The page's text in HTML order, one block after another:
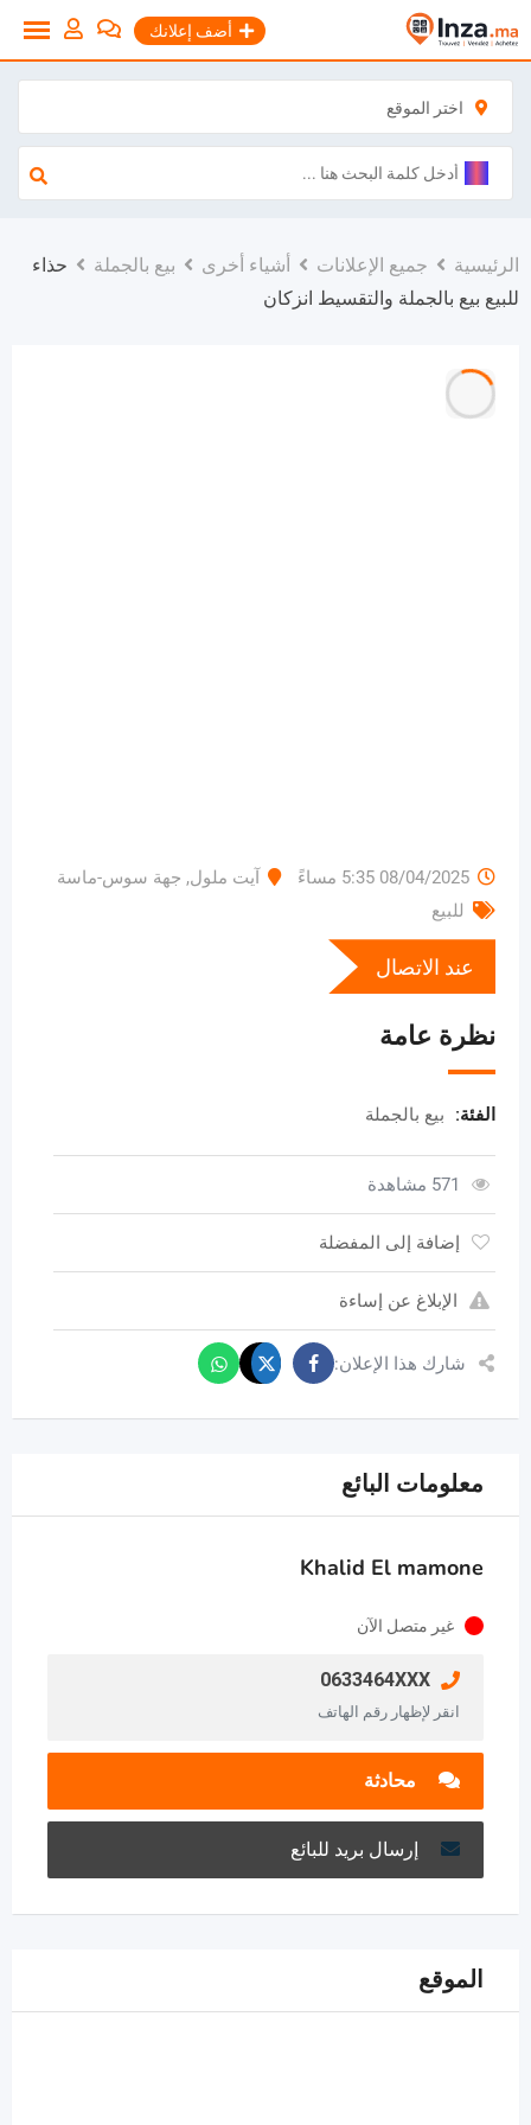
إلى
المحتوى
أضف إعلانك
اختر الموقع
الرئيسية جميع الإعلانات أشياء أخرى بيع بالجملة
حذاء
للبيع بيع بالجملة والتقسيط انزكان
08/04/2025 5:35 مساءً آيت ملول, جهة سوس-ماسة
للبيع
عند الاتصال
نظرة عامة
الفئة: بيع بالجملة
571 مشاهدة
إضافة إلى المفضلة
الإبلاغ عن إساءة
شارك هذا الإعلان:
معلومات البائع
Khalid El mamone
غير متصل الآن
0633464XXX
انقر لإظهار رقم الهاتف
محادثة
إرسال بريد للبائع
الموقع